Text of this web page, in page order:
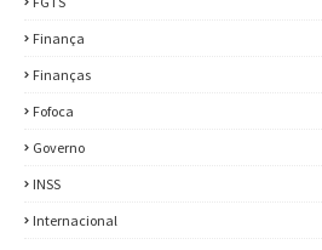
Finança
Finanças
Fofoca
Governo
INSS
Internacional